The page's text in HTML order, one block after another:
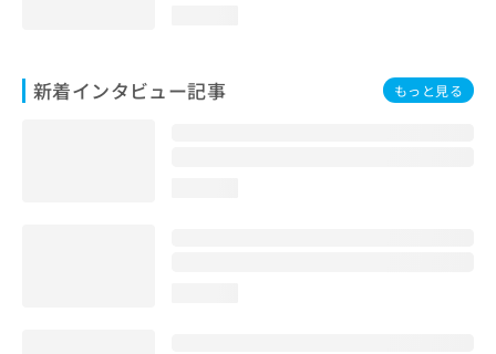
新着インタビュー記事 もっと見る